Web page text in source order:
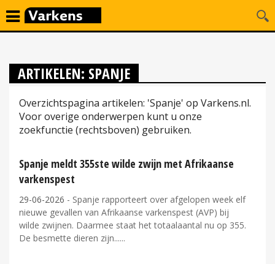
ARTIKELEN: SPANJE
Overzichtspagina artikelen: 'Spanje' op Varkens.nl.
Voor overige onderwerpen kunt u onze
zoekfunctie (rechtsboven) gebruiken.
Spanje meldt 355ste wilde zwijn met Afrikaanse
varkenspest
29-06-2026 - Spanje rapporteert over afgelopen week elf
nieuwe gevallen van Afrikaanse varkenspest (AVP) bij
wilde zwijnen. Daarmee staat het totaalaantal nu op 355.
De besmette dieren zijn...